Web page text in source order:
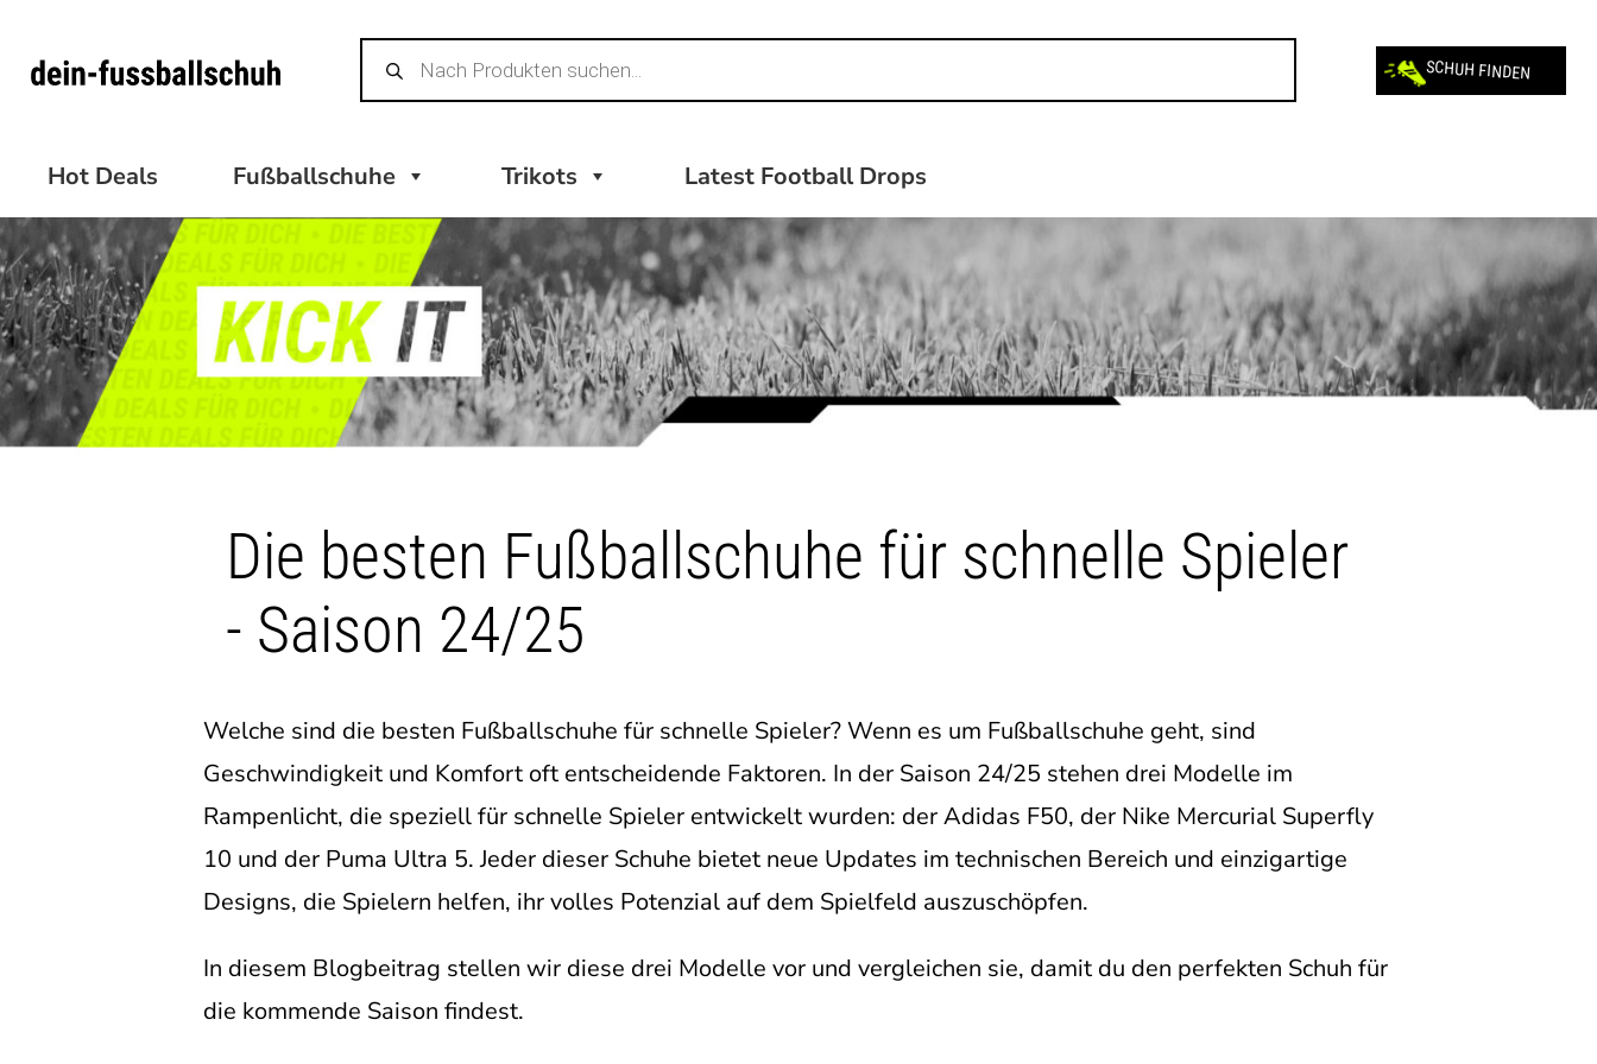
Inhalt
Products
search SCHUH FINDEN
Hot Deals Fußballschuhe Trikots Latest Football Drops
Die besten Fußballschuhe für schnelle Spieler
- Saison 24/25
Welche sind die besten Fußballschuhe für schnelle Spieler? Wenn es um Fußballschuhe geht, sind
Geschwindigkeit und Komfort oft entscheidende Faktoren. In der Saison 24/25 stehen drei Modelle im
Rampenlicht, die speziell für schnelle Spieler entwickelt wurden: der Adidas F50, der Nike Mercurial Superfly
10 und der Puma Ultra 5. Jeder dieser Schuhe bietet neue Updates im technischen Bereich und einzigartige
Designs, die Spielern helfen, ihr volles Potenzial auf dem Spielfeld auszuschöpfen.
In diesem Blogbeitrag stellen wir diese drei Modelle vor und vergleichen sie, damit du den perfekten Schuh für
die kommende Saison findest.